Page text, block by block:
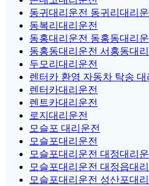
동귀대리운전 동귀리대리
동복리대리운전
동홍대리운전 동홍동대리
동홍동대리운전 서홍동대
두모리대리운전
렌터카 환영 자동차 탁송 대
렌터카대리운전
렌트카대리운전
로지대리운전
모슬포 대리운전
모슬포대리운전
모슬포대리운전 대정대리
모슬포대리운전 대정읍대
모슬포대리운전 성산포대